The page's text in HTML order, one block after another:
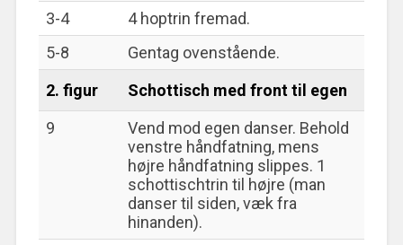
3-4
4 hoptrin fremad.
5-8
Gentag ovenstående.
2. figur
Schottisch med front til egen
9
Vend mod egen danser. Behold
venstre håndfatning, mens
højre håndfatning slippes. 1
schottischtrin til højre (man
danser til siden, væk fra
hinanden).